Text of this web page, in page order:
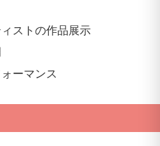
ストの作品展示
ーマンス